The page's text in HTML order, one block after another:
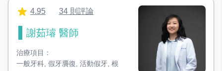
改善患者術後的血液循環，促進傷口癒合
4.95 34 則評論
謝茹璿 醫師
治療項目：
一般牙科, 假牙贗復, 活動假牙, 根